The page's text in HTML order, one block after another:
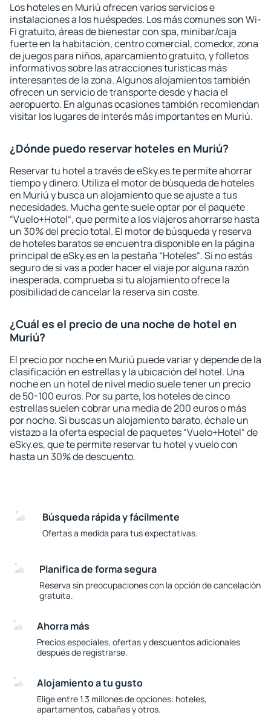
Los hoteles en Muriú ofrecen varios servicios e
instalaciones a los huéspedes. Los más comunes son Wi-
Fi gratuito, áreas de bienestar con spa, minibar/caja
fuerte en la habitación, centro comercial, comedor, zona
de juegos para niños, aparcamiento gratuito, y folletos
informativos sobre las atracciones turísticas más
interesantes de la zona. Algunos alojamientos también
ofrecen un servicio de transporte desde y hacia el
aeropuerto. En algunas ocasiones también recomiendan
visitar los lugares de interés más importantes en Muriú.
¿Dónde puedo reservar hoteles en Muriú?
Reservar tu hotel a través de eSky.es te permite ahorrar
tiempo y dinero. Utiliza el motor de búsqueda de hoteles
en Muriú y busca un alojamiento que se ajuste a tus
necesidades. Mucha gente suele optar por el paquete
“Vuelo+Hotel“, que permite a los viajeros ahorrarse hasta
un 30% del precio total. El motor de búsqueda y reserva
de hoteles baratos se encuentra disponible en la página
principal de eSky.es en la pestaña “Hoteles“. Si no estás
seguro de si vas a poder hacer el viaje por alguna razón
inesperada, comprueba si tu alojamiento ofrece la
posibilidad de cancelar la reserva sin coste.
¿Cuál es el precio de una noche de hotel en
Muriú?
El precio por noche en Muriú puede variar y depende de la
clasificación en estrellas y la ubicación del hotel. Una
noche en un hotel de nivel medio suele tener un precio
de 50-100 euros. Por su parte, los hoteles de cinco
estrellas suelen cobrar una media de 200 euros o más
por noche. Si buscas un alojamiento barato, échale un
vistazo a la oferta especial de paquetes “Vuelo+Hotel“ de
eSky.es, que te permite reservar tu hotel y vuelo con
hasta un 30% de descuento.
Búsqueda rápida y fácilmente
Ofertas a medida para tus expectativas.
Planifica de forma segura
Reserva sin preocupaciones con la opción de cancelación
gratuita.
Ahorra más
Precios especiales, ofertas y descuentos adicionales
después de registrarse.
Alojamiento a tu gusto
Elige entre 1.3 millones de opciones: hoteles,
apartamentos, cabañas y otros.